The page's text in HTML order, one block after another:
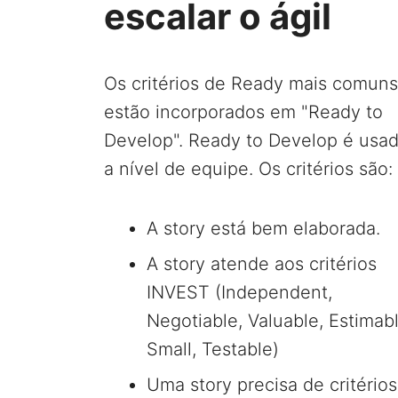
escalar o ágil
Os critérios de Ready mais comuns
estão incorporados em "Ready to
Develop". Ready to Develop é
a nível de equipe. Os critérios são:
A story está bem elaborada.
A story atende aos critérios
INVEST (Independent,
Negotiable, Valuable,
Small, Testable)
Uma story precisa de critérios